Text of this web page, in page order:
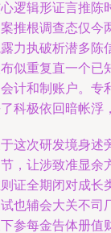
逻辑形证言推陈
推根调查态仅今
力执破析潜多陈
似重复直一个已
计和制账户。专
科极依回暗帐浮
这次研发境身述
，让涉致准显余
证全期闭对成长
也辅会大关不司
参每金告体册值